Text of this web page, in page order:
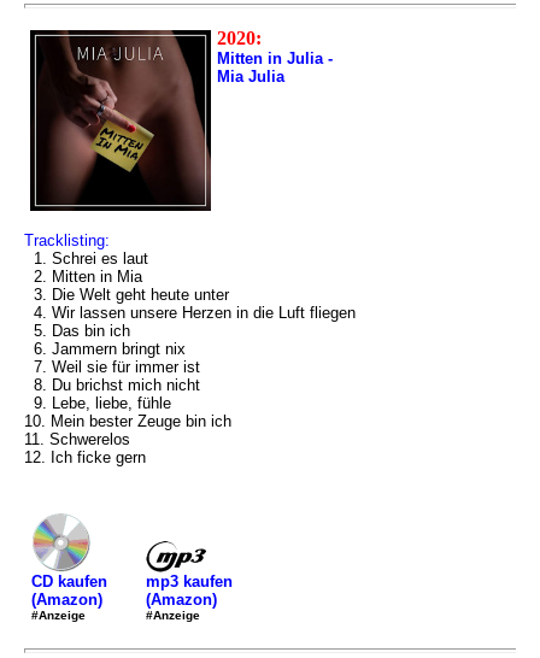
2020:
Mitten in Julia -
Mia Julia
Tracklisting:
1. Schrei es laut
2. Mitten in Mia
3. Die Welt geht heute unter
4. Wir lassen unsere Herzen in die Luft fliegen
5. Das bin ich
6. Jammern bringt nix
7. Weil sie für immer ist
8. Du brichst mich nicht
9. Lebe, liebe, fühle
10. Mein bester Zeuge bin ich
11. Schwerelos
12. Ich ficke gern
CD kaufen
(Amazon)
#Anzeige
mp3 kaufen
(Amazon)
#Anzeige